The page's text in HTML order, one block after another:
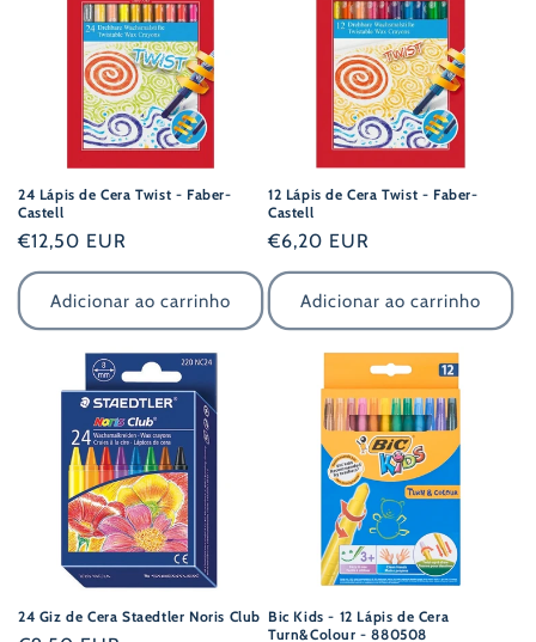
24 Lápis de Cera Twist - Faber-
Castell
Preço
normal
€12,50 EUR
Adicionar ao carrinho
12 Lápis de Cera Twist - Faber-
Castell
Preço
normal
€6,20 EUR
Adicionar ao carrinho
24 Giz de Cera Staedtler Noris Club Bic Kids - 12 Lápis de Cera
Turn&Colour - 880508